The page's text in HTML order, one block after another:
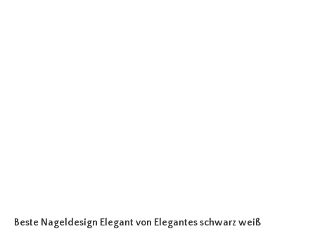
Beste Nageldesign Elegant von Elegantes schwarz weiß